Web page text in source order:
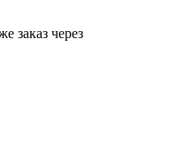
заказ через